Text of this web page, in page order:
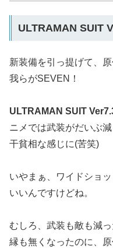
ULTRAMAN SUIT
新装備を引っ提げて、
我らがSEVEN！
ULTRAMAN SUIT
ニメでは武装がだいぶ
干貧相な感じに(苦笑)
いやまぁ、ワイドショ
いいんですけどね。
むしろ、武装も敵も減
縁も無くなったのに、